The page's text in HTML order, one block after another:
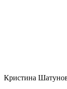
Кристина